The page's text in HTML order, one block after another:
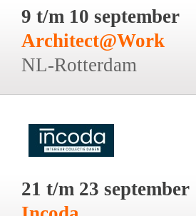
9 t/m 10 september
Architect@Work
NL-Rotterdam
21 t/m 23 september